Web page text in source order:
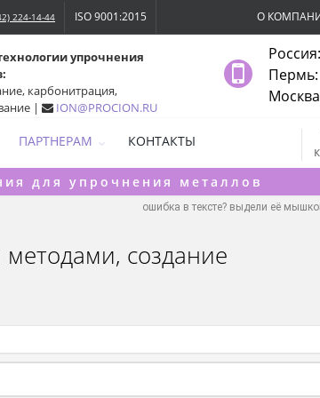
О
224-14-44 ISO 9001:2015
Россия:
Пермь:
упрочнения
карбонитрация,
|
ION@PROCION.RU
ПАРТНЕРАМ КОНТАКТЫ
для упрочнения металлов
ошибка в тексте? выдели её
создание